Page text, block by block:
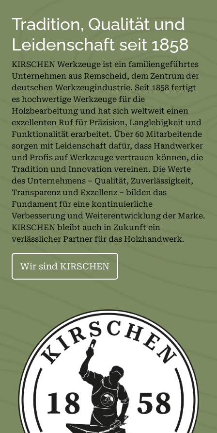
Tradition, Qualität und
Leidenschaft seit 1858
KIRSCHEN Werkzeuge ist ein familiengeführtes
Unternehmen aus Remscheid, dem Zentrum der
deutschen Werkzeugindustrie. Seit 1858 fertigt
es hochwertige Werkzeuge für die
Holzbearbeitung und hat sich weltweit einen
exzellenten Ruf für Präzision, Langlebigkeit und
Funktionalität erarbeitet. Über 60 Mitarbeitende
sorgen mit Leidenschaft dafür, dass Handwerker
und Profis auf Werkzeuge vertrauen können, die
Tradition und Innovation vereinen. Die Werte
des Unternehmens – Qualität, Zuverlässigkeit,
Transparenz und Exzellenz – bilden das
Fundament für eine kontinuierliche
Verbesserung und Weiterentwicklung der Marke.
KIRSCHEN bleibt auch in Zukunft ein
verlässlicher Partner für das Holzhandwerk.
Wir sind KIRSCHEN